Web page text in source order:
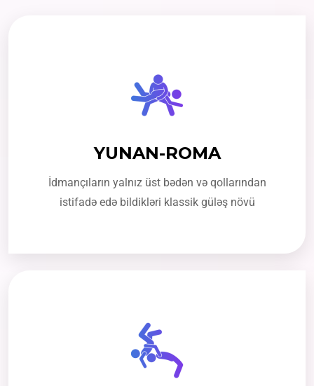
YUNAN-ROMA
İdmançıların yalnız üst bədən və qollarından
istifadə edə bildikləri klassik güləş növü